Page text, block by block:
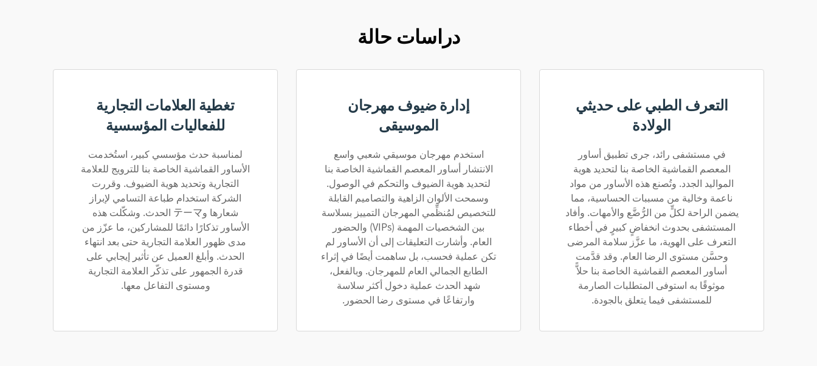
دراسات حالة
التعرف الطبي على حديثي
الولادة
في مستشفى رائد، جرى تطبيق أساور
المعصم القماشية الخاصة بنا لتحديد هوية
المواليد الجدد. وتُصنع هذه الأساور من مواد
ناعمة وخالية من مسببات الحساسية، مما
يضمن الراحة لكلٍّ من الرُّضَّع والأمهات. وأفاد
المستشفى بحدوث انخفاضٍ كبيرٍ في أخطاء
التعرف على الهوية، ما عزَّز سلامة المرضى
وحسَّن مستوى الرضا العام. وقد قدَّمت
أساور المعصم القماشية الخاصة بنا حلاًّ
موثوقًا به استوفى المتطلبات الصارمة
للمستشفى فيما يتعلق بالجودة.
إدارة ضيوف مهرجان
الموسيقى
استخدم مهرجان موسيقي شعبي واسع
الانتشار أساور المعصم القماشية الخاصة بنا
لتحديد هوية الضيوف والتحكم في الوصول.
وسمحت الألوان الزاهية والتصاميم القابلة
للتخصيص لمُنظِّمي المهرجان التمييز بسلاسة
بين الشخصيات المهمة (VIPs) والحضور
العام. وأشارت التعليقات إلى أن الأساور لم
تكن عملية فحسب، بل ساهمت أيضًا في إثراء
الطابع الجمالي العام للمهرجان. وبالفعل،
شهد الحدث عملية دخول أكثر سلاسة
وارتفاعًا في مستوى رضا الحضور.
تغطية العلامات التجارية
للفعاليات المؤسسية
لمناسبة حدث مؤسسي كبير، استُخدمت
الأساور القماشية الخاصة بنا للترويج للعلامة
التجارية وتحديد هوية الضيوف. وقررت
الشركة استخدام طباعة التسامي لإبراز
شعارها وテーマ الحدث. وشكّلت هذه
الأساور تذكارًا دائمًا للمشاركين، ما عزّز من
مدى ظهور العلامة التجارية حتى بعد انتهاء
الحدث. وأبلغ العميل عن تأثير إيجابي على
قدرة الجمهور على تذكّر العلامة التجارية
ومستوى التفاعل معها.